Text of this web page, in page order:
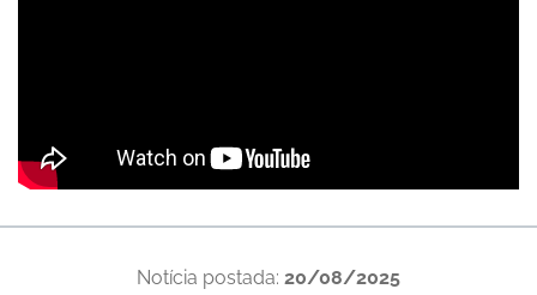
Notícia postada: 20/08/2025